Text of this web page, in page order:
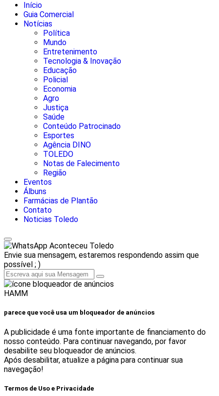
Início
Guia Comercial
Notícias
Política
Mundo
Entretenimento
Tecnologia & Inovação
Educação
Policial
Economia
Agro
Justiça
Saúde
Conteúdo Patrocinado
Esportes
Agência DINO
TOLEDO
Notas de Falecimento
Região
Eventos
Álbuns
Farmácias de Plantão
Contato
Noticias Toledo
Aconteceu Toledo
Envie sua mensagem, estaremos respondendo assim que
possível ; )
HAMM
parece que você usa um bloqueador de anúncios
A publicidade é uma fonte importante de financiamento do
nosso conteúdo. Para continuar navegando, por favor
desabilite seu bloqueador de anúncios.
Após desabilitar, atualize a página para continuar sua
navegação!
Termos de Uso e Privacidade